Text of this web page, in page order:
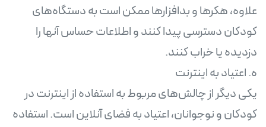
علاوه، هکرها و بدافزارها ممکن است به دستگاه‌های
کودکان دسترسی پیدا کنند و اطلاعات حساس آنها را
یکی دیگر از چالش‌های مربوط به استفاده از اینترنت در
کودکان و نوجوانان، اعتیاد به فضای آنلاین است. استفاده